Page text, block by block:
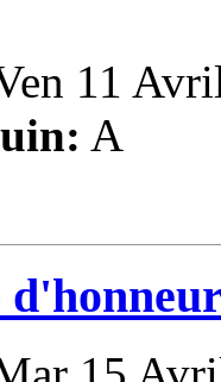
11
A